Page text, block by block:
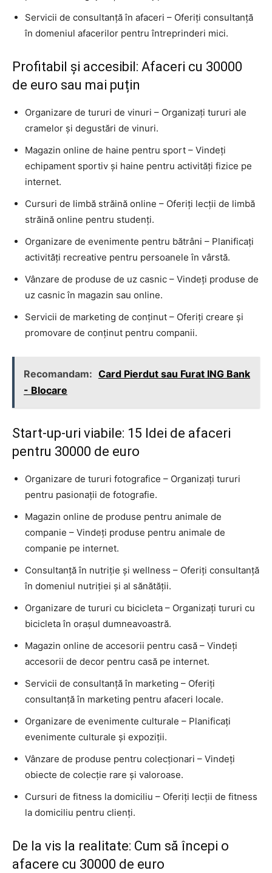
Servicii de consultanță în afaceri – Oferiți consultanță
în domeniul afacerilor pentru întreprinderi mici.
Profitabil și accesibil: Afaceri cu 30000
de euro sau mai puțin
Organizare de tururi de vinuri – Organizați tururi ale
cramelor și degustări de vinuri.
Magazin online de haine pentru sport – Vindeți
echipament sportiv și haine pentru activități fizice pe
internet.
Cursuri de limbă străină online – Oferiți lecții de limbă
străină online pentru studenți.
Organizare de evenimente pentru bătrâni – Planificați
activități recreative pentru persoanele în vârstă.
Vânzare de produse de uz casnic – Vindeți produse de
uz casnic în magazin sau online.
Servicii de marketing de conținut – Oferiți creare și
promovare de conținut pentru companii.
Recomandam: Card Pierdut sau Furat ING Bank
- Blocare
Start-up-uri viabile: 15 Idei de afaceri
pentru 30000 de euro
Organizare de tururi fotografice – Organizați tururi
pentru pasionații de fotografie.
Magazin online de produse pentru animale de
companie – Vindeți produse pentru animale de
companie pe internet.
Consultanță în nutriție și wellness – Oferiți consultanță
în domeniul nutriției și al sănătății.
Organizare de tururi cu bicicleta – Organizați tururi cu
bicicleta în orașul dumneavoastră.
Magazin online de accesorii pentru casă – Vindeți
accesorii de decor pentru casă pe internet.
Servicii de consultanță în marketing – Oferiți
consultanță în marketing pentru afaceri locale.
Organizare de evenimente culturale – Planificați
evenimente culturale și expoziții.
Vânzare de produse pentru colecționari – Vindeți
obiecte de colecție rare și valoroase.
Cursuri de fitness la domiciliu – Oferiți lecții de fitness
la domiciliu pentru clienți.
De la vis la realitate: Cum să începi o
afacere cu 30000 de euro